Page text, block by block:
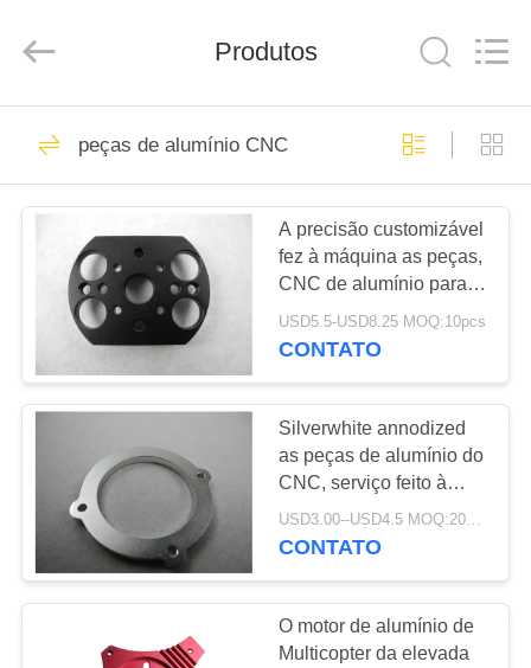
CASA
PRODUTOS
SOBRE
NÓS
EXCURSÃO
FÁBRICA
CONTROLE
DA
QUALIDADE
IMP.&EXP.
CO.,LTD.
Reserved.
Tubo da fibra do
carbono
682
placa da fibra do
carbono
579
125
Produtos
peças de alumínio CNC
A precisão customizável
fez à máquina as peças,
CNC de alumínio para o
OEM de Pantilt
USD5.5-USD8.25 MOQ:10pcs
CONTATO
Silverwhite annodized
as peças de alumínio do
CNC, serviço feito à
máquina girar do OEM
do metal
USD3.00--USD4.5 MOQ:20pcs
CONTATO
O motor de alumínio de
Multicopter da elevada